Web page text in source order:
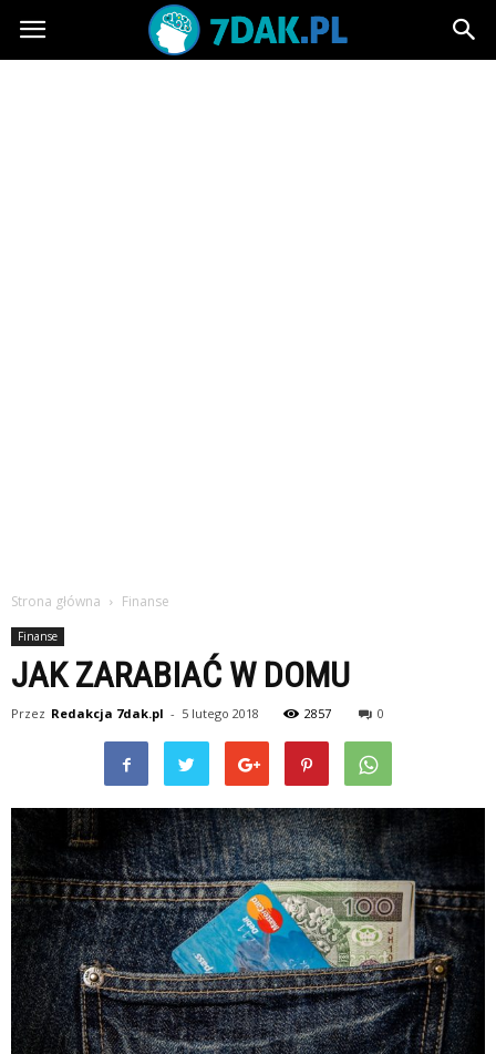
7dak.pl
Strona główna Finanse
Finanse
JAK ZARABIAĆ W DOMU
Przez Redakcja 7dak.pl - 5 lutego 2018 2857 0